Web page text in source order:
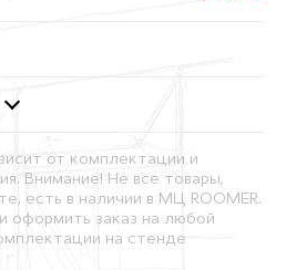
от комплектации и
Внимание! Не все товары,
есть в наличии в МЦ ROOMER.
оформить заказ на любой
на стенде